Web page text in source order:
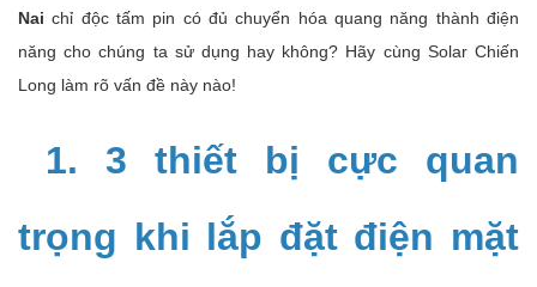
Naichỉ độc tấm pin có đủ chuyển hóa quang năng thành điện
năng cho chúng ta sử dụng hay không? Hãy cùng Solar Chiến
Long làm rõ vấn đề này nào!
1. 3 thiết bị cực quan
trọng khi lắp đặt điện mặt